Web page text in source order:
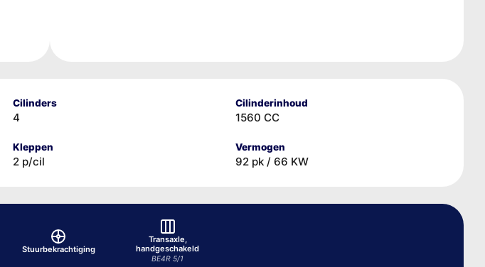
Cilinders
4
Cilinderinhoud
1560 CC
Kleppen
2 p/cil
Vermogen
92 pk / 66 KW
Stuurbekrachtiging
Transaxle,
handgeschakeld
BE4R 5/1